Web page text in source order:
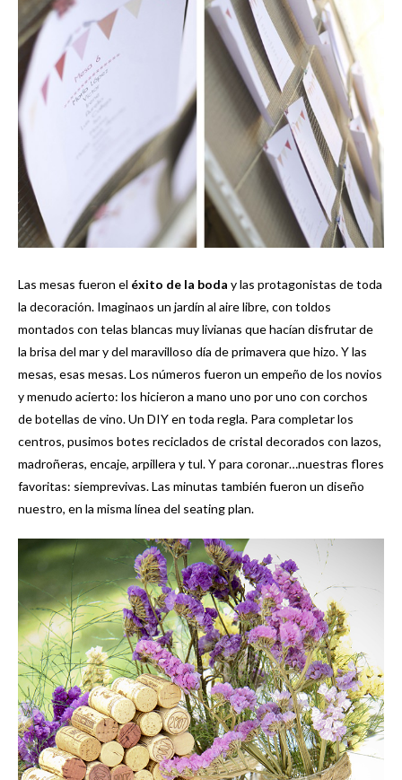
Las mesas fueron el éxito de la boda y las protagonistas de toda
la decoración. Imaginaos un jardín al aire libre, con toldos
montados con telas blancas muy livianas que hacían disfrutar de
la brisa del mar y del maravilloso día de primavera que hizo. Y las
mesas, esas mesas. Los números fueron un empeño de los novios
y menudo acierto: los hicieron a mano uno por uno con corchos
de botellas de vino. Un DIY en toda regla. Para completar los
centros, pusimos botes reciclados de cristal decorados con lazos,
madroñeras, encaje, arpillera y tul. Y para coronar…nuestras flores
favoritas: siemprevivas. Las minutas también fueron un diseño
nuestro, en la misma línea del seating plan.